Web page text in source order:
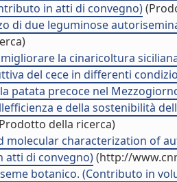
in atti di convegno)
di due leguminose
la cinaricoltura
del cece in differenti
patata precoce nel
e della sostenibilità
della ricerca)
molecular characterization of
atti di convegno)(http://
botanico. (Contributo in